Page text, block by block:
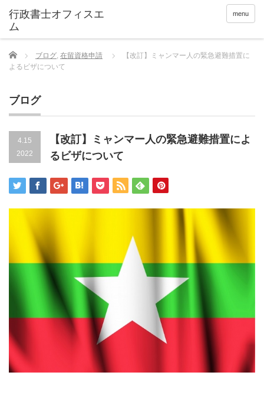
menu
Home ブログ, 在留資格申請
【改訂】ミャンマー人の緊急避難措置に
よるビザについて
ブログ
4.15
2022
【改訂】ミャンマー人の緊急避難措置によ
るビザについて